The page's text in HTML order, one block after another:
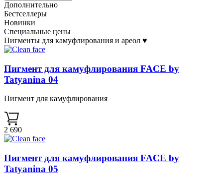
Дополнительно
Бестселлеры
Новинки
Специальные цены
Пигменты для камуфлирования и ареол ♥
Пигмент для камуфлирования FACE by
Tatyanina 04
Пигмент для камуфлирования
2 690
Пигмент для камуфлирования FACE by
Tatyanina 05